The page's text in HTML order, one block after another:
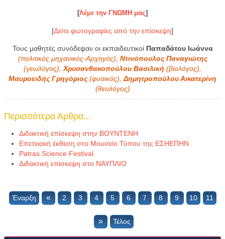
[Λέμε την ΓΝΩΜΗ μας]
[Δείτε φωτογραφίες από την επίσκεψη]
Τους μαθητές συνόδεψαν οι εκπαιδευτικοί Παπαδάτου Ιωάννα
(πολιτικός μηχανικός-Αρχηγός), Ντινόπουλος Παναγιώτης
(γεωλόγος),Χρυσανθακοπούλου Βασιλική (βιολόγος),
Μαυροειδής Γρηγόριος(φυσικός),Δημητροπούλου Αικατερίνη
(θεολόγος)
Περισσότερα Άρθρα...
Διδακτική επίσκεψη στην ΒΟΥΝΤΕΝΗ
Eπετειακή έκθεση στο Μουσείο Τύπου της ΕΣΗΕΠΗΝ
Patras Science Festival
Διδακτική επίσκεψη στο ΝΑΥΠΛΙΟ
Έναρξη « 2 3 4 5 6 7 8 9 10 11
» Τέλος